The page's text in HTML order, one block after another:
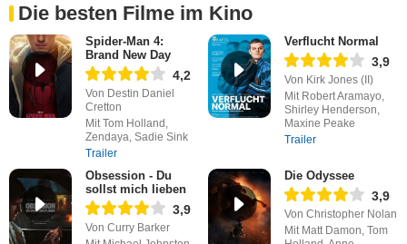
Die besten Filme im Kino
Spider-Man 4:
Brand New Day
4,2
Von Destin Daniel
Cretton
Mit Tom Holland,
Zendaya, Sadie Sink
Trailer
Verflucht Normal
3,9
Von Kirk Jones (II)
Mit Robert Aramayo,
Shirley Henderson,
Maxine Peake
Trailer
Obsession - Du
sollst mich lieben
3,9
Von Curry Barker
Die Odyssee
3,9
Von Christopher Nolan
Mit Matt Damon, Tom